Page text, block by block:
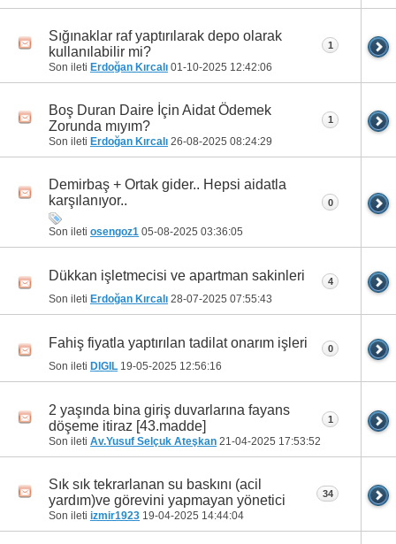
Sığınaklar raf yaptırılarak depo olarak
kullanılabilir mi?
Son ileti Erdoğan Kırcalı 01-10-2025 12:42:06
1
Boş Duran Daire İçin Aidat Ödemek
Zorunda mıyım?
Son ileti Erdoğan Kırcalı 26-08-2025 08:24:29
1
Demirbaş + Ortak gider.. Hepsi aidatla
karşılanıyor..
Son ileti osengoz1 05-08-2025 03:36:05
0
Dükkan işletmecisi ve apartman sakinleri
Son ileti Erdoğan Kırcalı 28-07-2025 07:55:43
4
Fahiş fiyatla yaptırılan tadilat onarım işleri
Son ileti DIGIL 19-05-2025 12:56:16
0
2 yaşında bina giriş duvarlarına fayans
döşeme itiraz [43.madde]
Son ileti Av.Yusuf Selçuk Ateşkan 21-04-2025 17:53:52
1
Sık sık tekrarlanan su baskını (acil
yardım)ve görevini yapmayan yönetici
Son ileti izmir1923 19-04-2025 14:44:04
34